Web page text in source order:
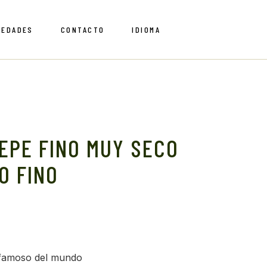
CONTACTO IDIOMA
English
Spanish
FINO MUY SECO
FINO
del mundo